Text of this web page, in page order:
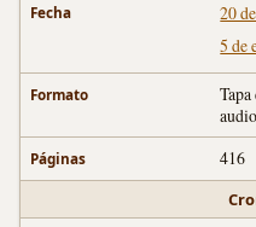
Fecha 20
5 de
Formato
Páginas 416